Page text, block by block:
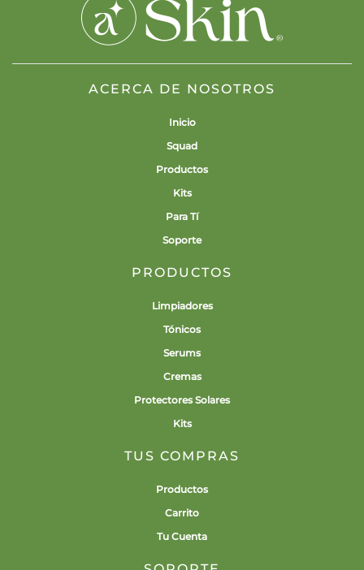
ACERCA DE NOSOTROS
Inicio
Squad
Productos
Kits
Para Tí
Soporte
PRODUCTOS
Limpiadores
Tónicos
Serums
Cremas
Protectores Solares
Kits
TUS COMPRAS
Productos
Carrito
Tu Cuenta